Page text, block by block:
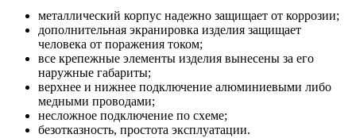
металлический корпус надежно защищает от коррозии;
дополнительная экранировка изделия защищает
человека от поражения током;
все крепежные элементы изделия вынесены за его
наружные габариты;
верхнее и нижнее подключение алюминиевыми либо
медными проводами;
несложное подключение по схеме;
безотказность, простота эксплуатации.